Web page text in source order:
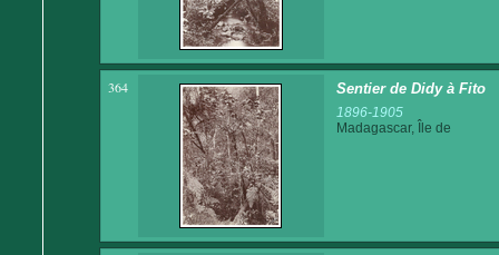
364 Sentier de Didy à Fito
1896-1905
Madagascar, Île de